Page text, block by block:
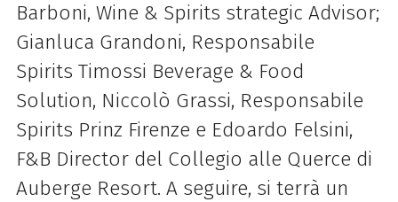
Barboni, Wine & Spirits strategic Advisor;
Gianluca Grandoni, Responsabile
Spirits Timossi Beverage & Food
Solution, Niccolò Grassi, Responsabile
Spirits Prinz Firenze e Edoardo Felsini,
F&B Director del Collegio alle Querce di
Auberge Resort. A seguire, si terrà un